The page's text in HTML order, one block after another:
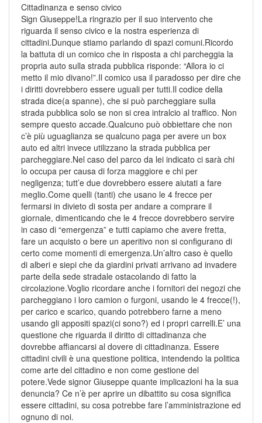
Cittadinanza e senso civico
Sign Giuseppe!La ringrazio per il suo intervento che
riguarda il senso civico e la nostra esperienza di
cittadini.Dunque stiamo parlando di spazi comuni.Ricordo
la battuta di un comico che in risposta a chi parcheggia la
propria auto sulla strada pubblica risponde: “Allora io ci
metto il mio divano!”.Il comico usa il paradosso per dire che
i diritti dovrebbero essere uguali per tutti.Il codice della
strada dice(a spanne), che si può parcheggiare sulla
strada pubblica solo se non si crea intralcio al traffico. Non
sempre questo accade.Qualcuno può obbiettare che non
c’è più uguaglianza se qualcuno paga per avere un box
auto ed altri invece utilizzano la strada pubblica per
parcheggiare.Nel caso del parco da lei indicato ci sarà chi
lo occupa per causa di forza maggiore e chi per
negligenza; tutt’e due dovrebbero essere aiutati a fare
meglio.Come quelli (tanti) che usano le 4 frecce per
fermarsi in divieto di sosta per andare a comprare il
giornale, dimenticando che le 4 frecce dovrebbero servire
in caso di “emergenza” e tutti capiamo che avere fretta,
fare un acquisto o bere un aperitivo non si configurano di
certo come momenti di emergenza.Un’altro caso è quello
di alberi e siepi che da giardini privati arrivano ad invadere
parte della sede stradale ostacolando di fatto la
circolazione.Voglio ricordare anche i fornitori dei negozi che
parcheggiano i loro camion o furgoni, usando le 4 frecce(!),
per carico e scarico, quando potrebbero farne a meno
usando gli appositi spazi(ci sono?) ed i propri carrelli.E’ una
questione che riguarda il diritto di cittadinanza che
dovrebbe affiancarsi al dovere di cittadinanza. Essere
cittadini civili è una questione politica, intendendo la politica
come arte del cittadino e non come gestione del
potere.Vede signor Giuseppe quante implicazioni ha la sua
denuncia? Ce n’è per aprire un dibattito su cosa significa
essere cittadini, su cosa potrebbe fare l’amministrazione ed
ognuno di noi.